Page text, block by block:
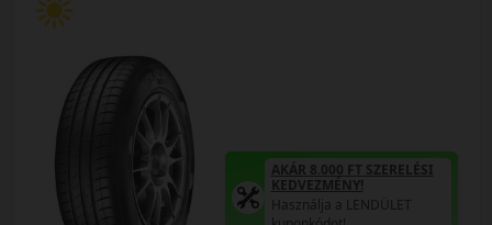
AKÁR 8.000 FT SZERELÉSI
KEDVEZMÉNY!
Használja a LENDÜLET